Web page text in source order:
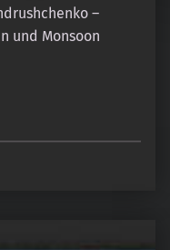
–
und Monsoon